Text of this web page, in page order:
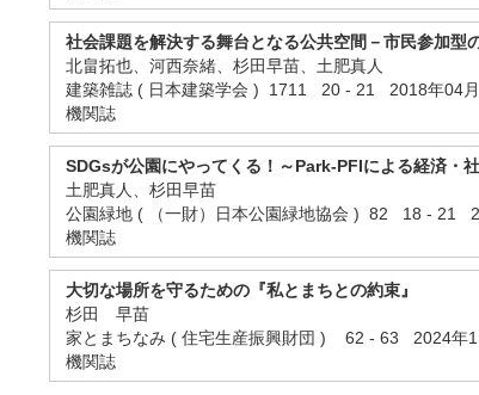
社会課題を解決する舞台となる公共空間－市民参加型
北畠拓也、河西奈緒、杉田早苗、土肥真人
建築雑誌 ( 日本建築学会 ) 1711 20 - 21 2018年04月
機関誌
SDGsが公園にやってくる！～Park-PFIによる経済・
土肥真人、杉田早苗
公園緑地 ( （一財）日本公園緑地協会 ) 82 18 - 21
機関誌
大切な場所を守るための『私とまちとの約束』
杉田 早苗
家とまちなみ ( 住宅生産振興財団 ) 62 - 63 2024年
機関誌